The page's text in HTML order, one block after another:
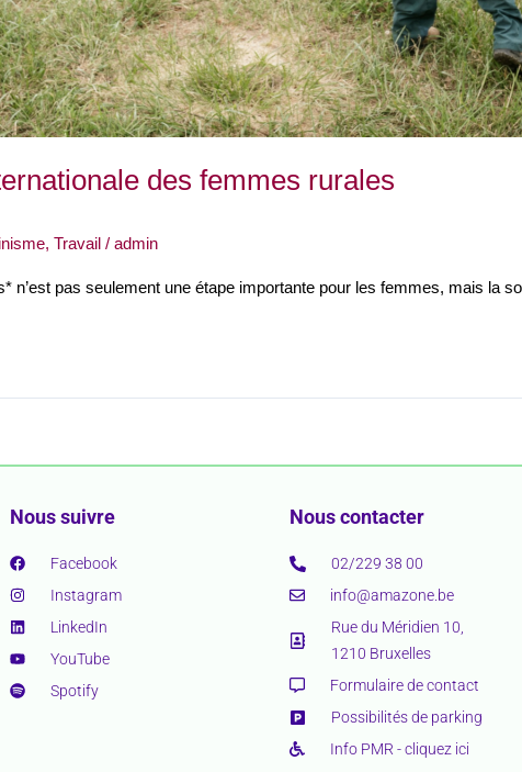
des femmes rurales
, Travail / admin
n’est pas seulement une étape importante pour les femmes, mais la
Nous suivre
Facebook
Instagram
LinkedIn
YouTube
Spotify
Nous contacter
02/229 38 00
info@amazone.be
Rue du Méridien 10,
1210 Bruxelles
Formulaire de contact
Possibilités de parking
Info PMR - cliquez ici